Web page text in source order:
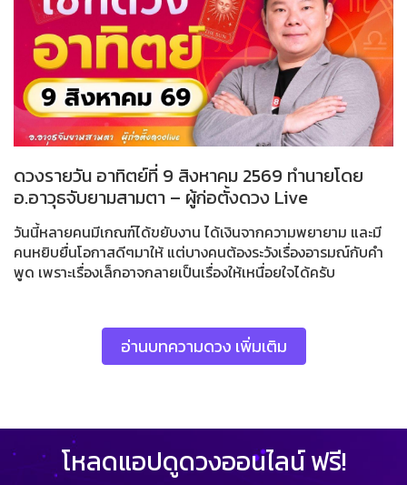
ดวงรายวัน อาทิตย์ที่ 9 สิงหาคม 2569 ทำนายโดย
อ.อาวุธจับยามสามตา – ผู้ก่อตั้งดวง Live
วันนี้หลายคนมีเกณฑ์ได้ขยับงาน ได้เงินจากความพยายาม และมี
คนหยิบยื่นโอกาสดีๆมาให้ แต่บางคนต้องระวังเรื่องอารมณ์กับคำ
พูด เพราะเรื่องเล็กอาจกลายเป็นเรื่องให้เหนื่อยใจได้ครับ
อ่านบทความดวง เพิ่มเติม
โหลดแอปดูดวงออนไลน์ ฟรี!